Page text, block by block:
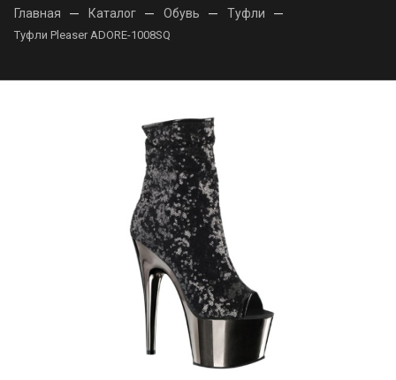
Главная — Каталог — Обувь — Туфли —
Туфли Pleaser ADORE-1008SQ